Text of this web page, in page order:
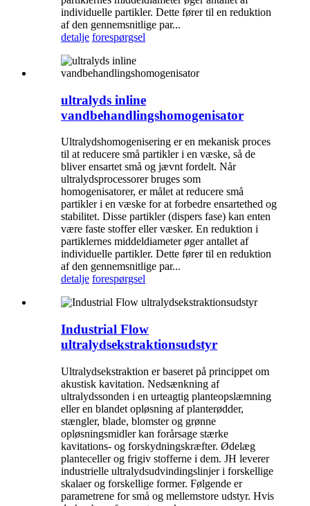
individuelle partikler. Dette fører til en reduktion
af den gennemsnitlige par...
detalje forespørgsel
ultralyds inline
vandbehandlingshomogenisator
Ultralydshomogenisering er en mekanisk proces
til at reducere små partikler i en væske, så de
bliver ensartet små og jævnt fordelt. Når
ultralydsprocessorer bruges som
homogenisatorer, er målet at reducere små
partikler i en væske for at forbedre ensartethed og
stabilitet. Disse partikler (dispers fase) kan enten
være faste stoffer eller væsker. En reduktion i
partiklernes middeldiameter øger antallet af
individuelle partikler. Dette fører til en reduktion
af den gennemsnitlige par...
detalje forespørgsel
Industrial Flow
ultralydsekstraktionsudstyr
Ultralydsekstraktion er baseret på princippet om
akustisk kavitation. Nedsænkning af
ultralydssonden i en urteagtig planteopslæmning
eller en blandet opløsning af planterødder,
stængler, blade, blomster og grønne
opløsningsmidler kan forårsage stærke
kavitations- og forskydningskræfter. Ødelæg
planteceller og frigiv stofferne i dem. JH leverer
industrielle ultralydsudvindingslinjer i forskellige
skalaer og forskellige former. Følgende er
parametrene for små og mellemstore udstyr. Hvis